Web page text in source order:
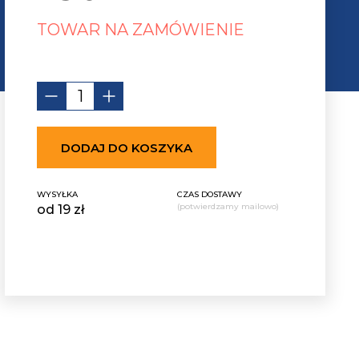
TOWAR NA ZAMÓWIENIE
DODAJ DO KOSZYKA
WYSYŁKA
od 19 zł
CZAS DOSTAWY
(potwierdzamy mailowo)